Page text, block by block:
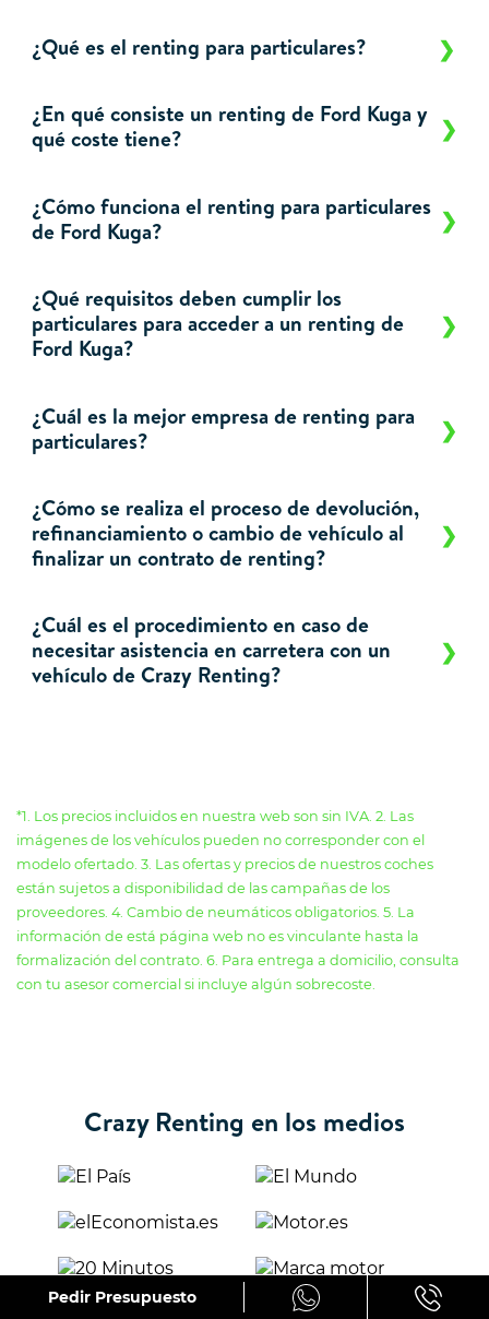
¿Qué es el renting para particulares?
¿En qué consiste un renting de Ford Kuga y
qué coste tiene?
¿Cómo funciona el renting para particulares
de Ford Kuga?
¿Qué requisitos deben cumplir los
particulares para acceder a un renting de
Ford Kuga?
¿Cuál es la mejor empresa de renting para
particulares?
¿Cómo se realiza el proceso de devolución,
refinanciamiento o cambio de vehículo al
finalizar un contrato de renting?
¿Cuál es el procedimiento en caso de
necesitar asistencia en carretera con un
vehículo de Crazy Renting?
*1. Los precios incluidos en nuestra web son sin IVA. 2. Las
imágenes de los vehículos pueden no corresponder con el
modelo ofertado. 3. Las ofertas y precios de nuestros coches
están sujetos a disponibilidad de las campañas de los
proveedores. 4. Cambio de neumáticos obligatorios. 5. La
información de está página web no es vinculante hasta la
formalización del contrato. 6. Para entrega a domicilio, consulta
con tu asesor comercial si incluye algún sobrecoste.
Crazy Renting en los medios
Pedir Presupuesto